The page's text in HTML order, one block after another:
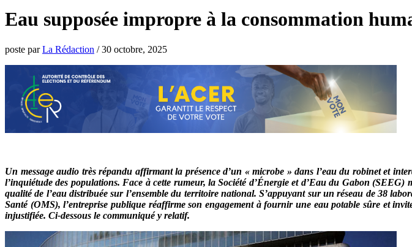
Eau supposée impropre à la consommation
poste parLa Rédaction /30 octobre, 2025
Un message audio très répandu affirmant la présence d’un « microbe » dans l’eau du robinet et
l’inquiétude des populations. Face à cette rumeur, la Société d’Énergie et d’Eau du Gabon
qualité de l’eau distribuée sur l’ensemble du territoire national. S’appuyant sur un réseau de 38
Santé (OMS), l’entreprise publique réaffirme son engagement à fournir une eau potable sûre et
injustifiée. Ci-dessous le communiqué y relatif.